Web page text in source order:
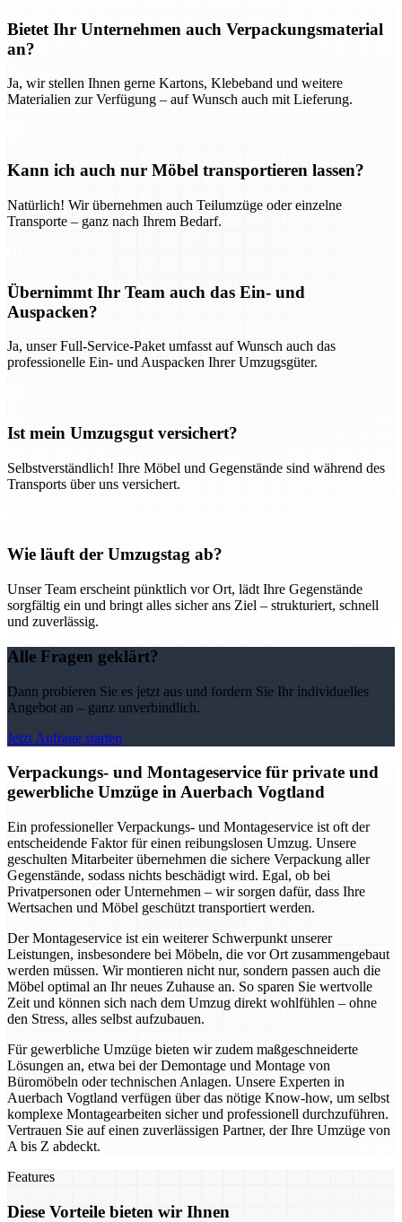
Bietet Ihr Unternehmen auch Verpackungsmaterial
an?
Ja, wir stellen Ihnen gerne Kartons, Klebeband und weitere
Materialien zur Verfügung – auf Wunsch auch mit Lieferung.
Kann ich auch nur Möbel transportieren lassen?
Natürlich! Wir übernehmen auch Teilumzüge oder einzelne
Transporte – ganz nach Ihrem Bedarf.
Übernimmt Ihr Team auch das Ein- und
Auspacken?
Ja, unser Full-Service-Paket umfasst auf Wunsch auch das
professionelle Ein- und Auspacken Ihrer Umzugsgüter.
Ist mein Umzugsgut versichert?
Selbstverständlich! Ihre Möbel und Gegenstände sind während des
Transports über uns versichert.
Wie läuft der Umzugstag ab?
Unser Team erscheint pünktlich vor Ort, lädt Ihre Gegenstände
sorgfältig ein und bringt alles sicher ans Ziel – strukturiert, schnell
und zuverlässig.
Alle Fragen geklärt?
Dann probieren Sie es jetzt aus und fordern Sie Ihr individuelles
Angebot an – ganz unverbindlich.
Jetzt Anfrage starten
Verpackungs- und Montageservice für private und
gewerbliche Umzüge in Auerbach Vogtland
Ein professioneller Verpackungs- und Montageservice ist oft der
entscheidende Faktor für einen reibungslosen Umzug. Unsere
geschulten Mitarbeiter übernehmen die sichere Verpackung aller
Gegenstände, sodass nichts beschädigt wird. Egal, ob bei
Privatpersonen oder Unternehmen – wir sorgen dafür, dass Ihre
Wertsachen und Möbel geschützt transportiert werden.
Der Montageservice ist ein weiterer Schwerpunkt unserer
Leistungen, insbesondere bei Möbeln, die vor Ort zusammengebaut
werden müssen. Wir montieren nicht nur, sondern passen auch die
Möbel optimal an Ihr neues Zuhause an. So sparen Sie wertvolle
Zeit und können sich nach dem Umzug direkt wohlfühlen – ohne
den Stress, alles selbst aufzubauen.
Für gewerbliche Umzüge bieten wir zudem maßgeschneiderte
Lösungen an, etwa bei der Demontage und Montage von
Büromöbeln oder technischen Anlagen. Unsere Experten in
Auerbach Vogtland verfügen über das nötige Know-how, um selbst
komplexe Montagearbeiten sicher und professionell durchzuführen.
Vertrauen Sie auf einen zuverlässigen Partner, der Ihre Umzüge von
A bis Z abdeckt.
Features
Diese Vorteile bieten wir Ihnen